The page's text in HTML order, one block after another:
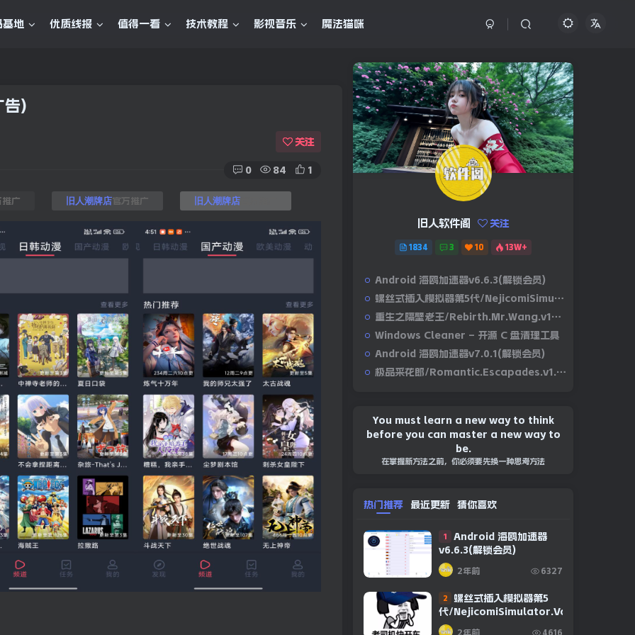
基地 优质线报 值得一看 技术教程 影视音乐 魔法猫咪
告)
关注
0 84 1
广 旧人潮牌店官方推广 旧人潮牌店官方推广
旧人软件阁 关注
1834 3 10 13W+
Android 海鸥加速器v6.6.3(解锁会员)
螺丝式插入模拟器第5代/NejicomiSimulator.Vol.5.v1.0.2
重生之隔壁老王/Rebirth.Mr.Wang.v10032020
Windows Cleaner – 开源 C 盘清理工具
Android 海鸥加速器v7.0.1(解锁会员)
极品采花郎/Romantic.Escapades.v1.2.1
You must learn a new way to think
before you can master a new way to
be.
在掌握新方法之前，你必须要先换一种思考方法
热门推荐 最近更新 猜你喜欢
1
Android 海鸥加速器
v6.6.3(解锁会员)
2年前 6327
2
螺丝式插入模拟器第5
代/NejicomiSimulator.Vol.5.v1.0.2
2年前 4616